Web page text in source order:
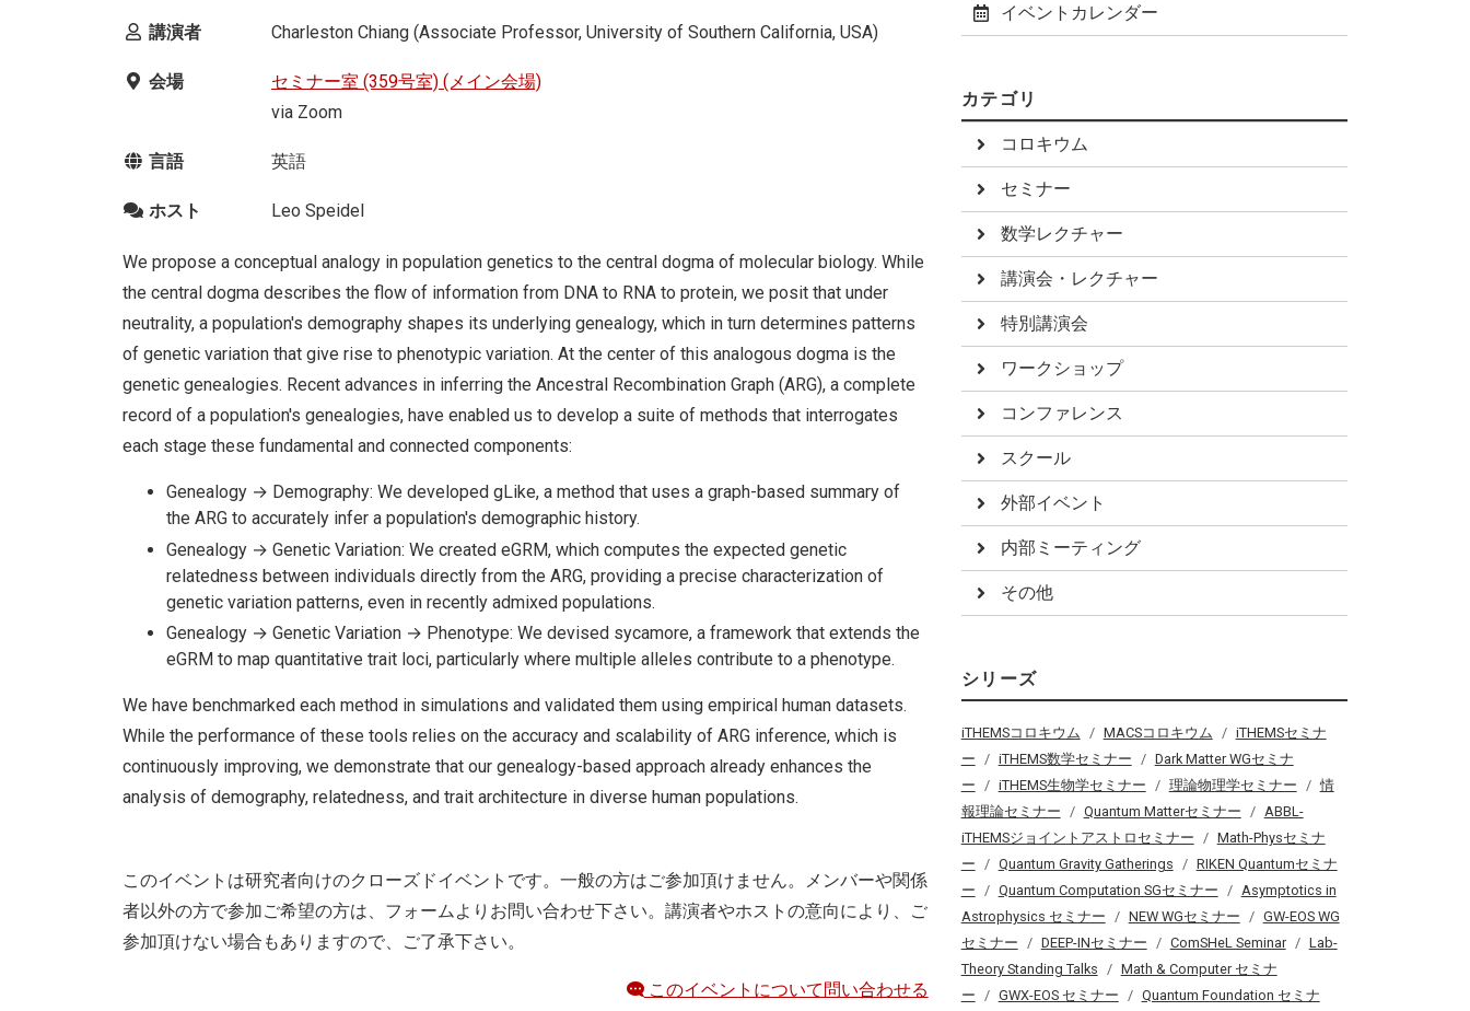
講演者 Charleston Chiang (Associate Professor, University of Southern California, USA)
会場
セミナー室 (359号室) (メイン会場)
via Zoom
言語 英語
ホスト Leo Speidel
We propose a conceptual analogy in population genetics to the central dogma of molecular biology. While
the central dogma describes the flow of information from DNA to RNA to protein, we posit that under
neutrality, a population's demography shapes its underlying genealogy, which in turn determines patterns
of genetic variation that give rise to phenotypic variation. At the center of this analogous dogma is the
genetic genealogies. Recent advances in inferring the Ancestral Recombination Graph (ARG), a complete
record of a population's genealogies, have enabled us to develop a suite of methods that interrogates
each stage these fundamental and connected components:
Genealogy → Demography: We developed gLike, a method that uses a graph-based summary of
the ARG to accurately infer a population's demographic history.
Genealogy → Genetic Variation: We created eGRM, which computes the expected genetic
relatedness between individuals directly from the ARG, providing a precise characterization of
genetic variation patterns, even in recently admixed populations.
Genealogy → Genetic Variation → Phenotype: We devised sycamore, a framework that extends the
eGRM to map quantitative trait loci, particularly where multiple alleles contribute to a phenotype.
We have benchmarked each method in simulations and validated them using empirical human datasets.
While the performance of these tools relies on the accuracy and scalability of ARG inference, which is
continuously improving, we demonstrate that our genealogy-based approach already enhances the
analysis of demography, relatedness, and trait architecture in diverse human populations.
このイベントは研究者向けのクローズドイベントです。一般の方はご参加頂けません。メンバーや関係
者以外の方で参加ご希望の方は、フォームよりお問い合わせ下さい。講演者やホストの意向により、ご
参加頂けない場合もありますので、ご了承下さい。
このイベントについて問い合わせる
イベントカレンダー
カテゴリ
コロキウム
セミナー
数学レクチャー
講演会・レクチャー
特別講演会
ワークショップ
コンファレンス
スクール
外部イベント
内部ミーティング
その他
シリーズ
iTHEMSコロキウム MACSコロキウム
iTHEMSセミナ
ー
iTHEMS数学セミナー
Dark Matter WGセミナ
ー
iTHEMS生物学セミナー 理論物理学セミナー
情
報理論セミナー
Quantum Matterセミナー
ABBL-
iTHEMSジョイントアストロセミナー
Math-Physセミナ
ー
Quantum Gravity Gatherings
RIKEN Quantumセミナ
ー
Quantum Computation SGセミナー
Asymptotics in
Astrophysics セミナー
NEW WGセミナー
GW-EOS WG
セミナー
DEEP-INセミナー ComSHeL Seminar
Lab-
Theory Standing Talks
Math & Computer セミナ
ー
GWX-EOS セミナー
Quantum Foundation セミナ